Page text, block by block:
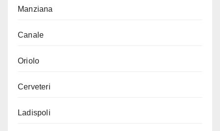
Manziana
Canale
Oriolo
Cerveteri
Ladispoli